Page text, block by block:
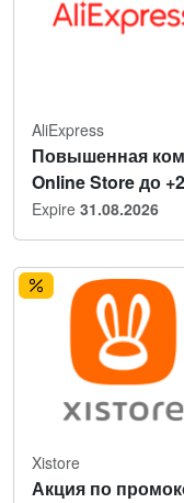
AliExpress
Повышенная
Online Store до
Expire 31.08.2026
Xistore
Акция по